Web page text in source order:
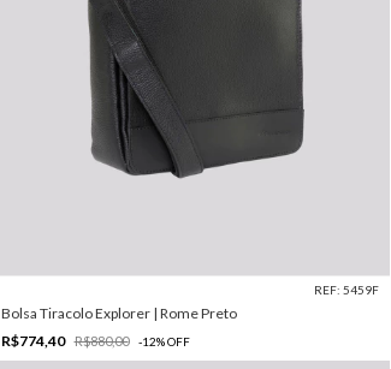
REF: 5459F
Bolsa Tiracolo Explorer | Rome Preto
R$774,40
R$880,00 -12%OFF